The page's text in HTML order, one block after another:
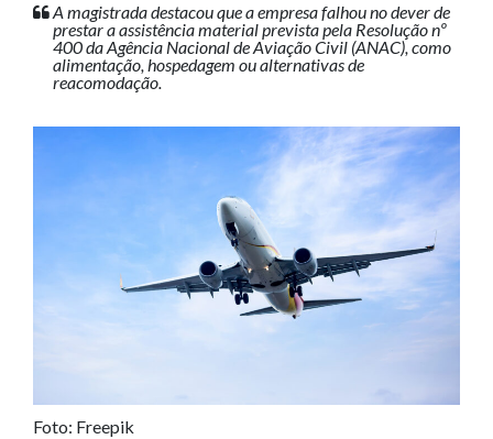
A magistrada destacou que a empresa falhou no dever de
prestar a assistência material prevista pela Resolução nº
400 da Agência Nacional de Aviação Civil (ANAC), como
alimentação, hospedagem ou alternativas de
reacomodação.
Foto: Freepik